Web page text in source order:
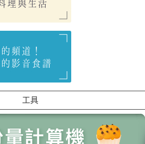
工具